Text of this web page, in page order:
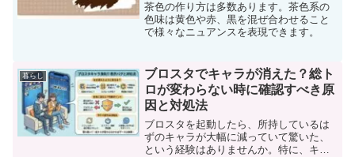
茶色の作り方は多数あります。茶色系の
色味は黄色や赤、黒を混ぜ合わせること
で様々なニュアンスを表現できます。
暮らし
ブロスタでキャラが消えた？総ト
ロが変わらない時に確認すべき原
因と対処法
ブロスタを起動したら、所持しているは
ずのキャラが大幅に減っていて驚いた、
という経験はありませんか。特に、キャ